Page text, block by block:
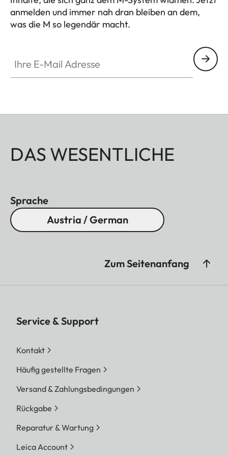
anmelden und immer nah dran bleiben an dem,
was die M so legendär macht.
DAS WESENTLICHE
Sprache
Austria / German
Zum Seitenanfang
Service & Support
Kontakt
Häufig gestellte Fragen
Versand & Zahlungsbedingungen
Rückgabe
Reparatur & Wartung
Leica Account